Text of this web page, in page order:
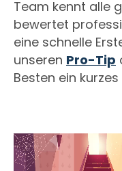
Team kennt alle
bewertet
eine schnelle
unseren Pro-Tip
Besten ein